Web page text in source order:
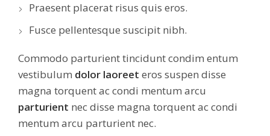
Praesent placerat risus quis eros.
Fusce pellentesque suscipit nibh.
Commodo parturient tincidunt condim entum
vestibulum dolor laoreet eros suspen disse
magna torquent ac condi mentum arcu
parturient nec disse magna torquent ac condi
mentum arcu parturient nec.